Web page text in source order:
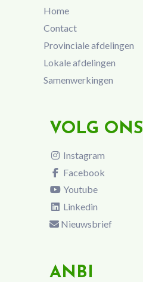
Home
Contact
Provinciale afdelingen
Lokale afdelingen
Samenwerkingen
VOLG ONS
Instagram
Facebook
Youtube
Linkedin
Nieuwsbrief
ANBI